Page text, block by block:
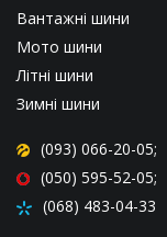
Вантажні шини
Мото шини
Літні шини
Зимні шини
(093) 066-20-05;
(050) 595-52-05;
(068) 483-04-33